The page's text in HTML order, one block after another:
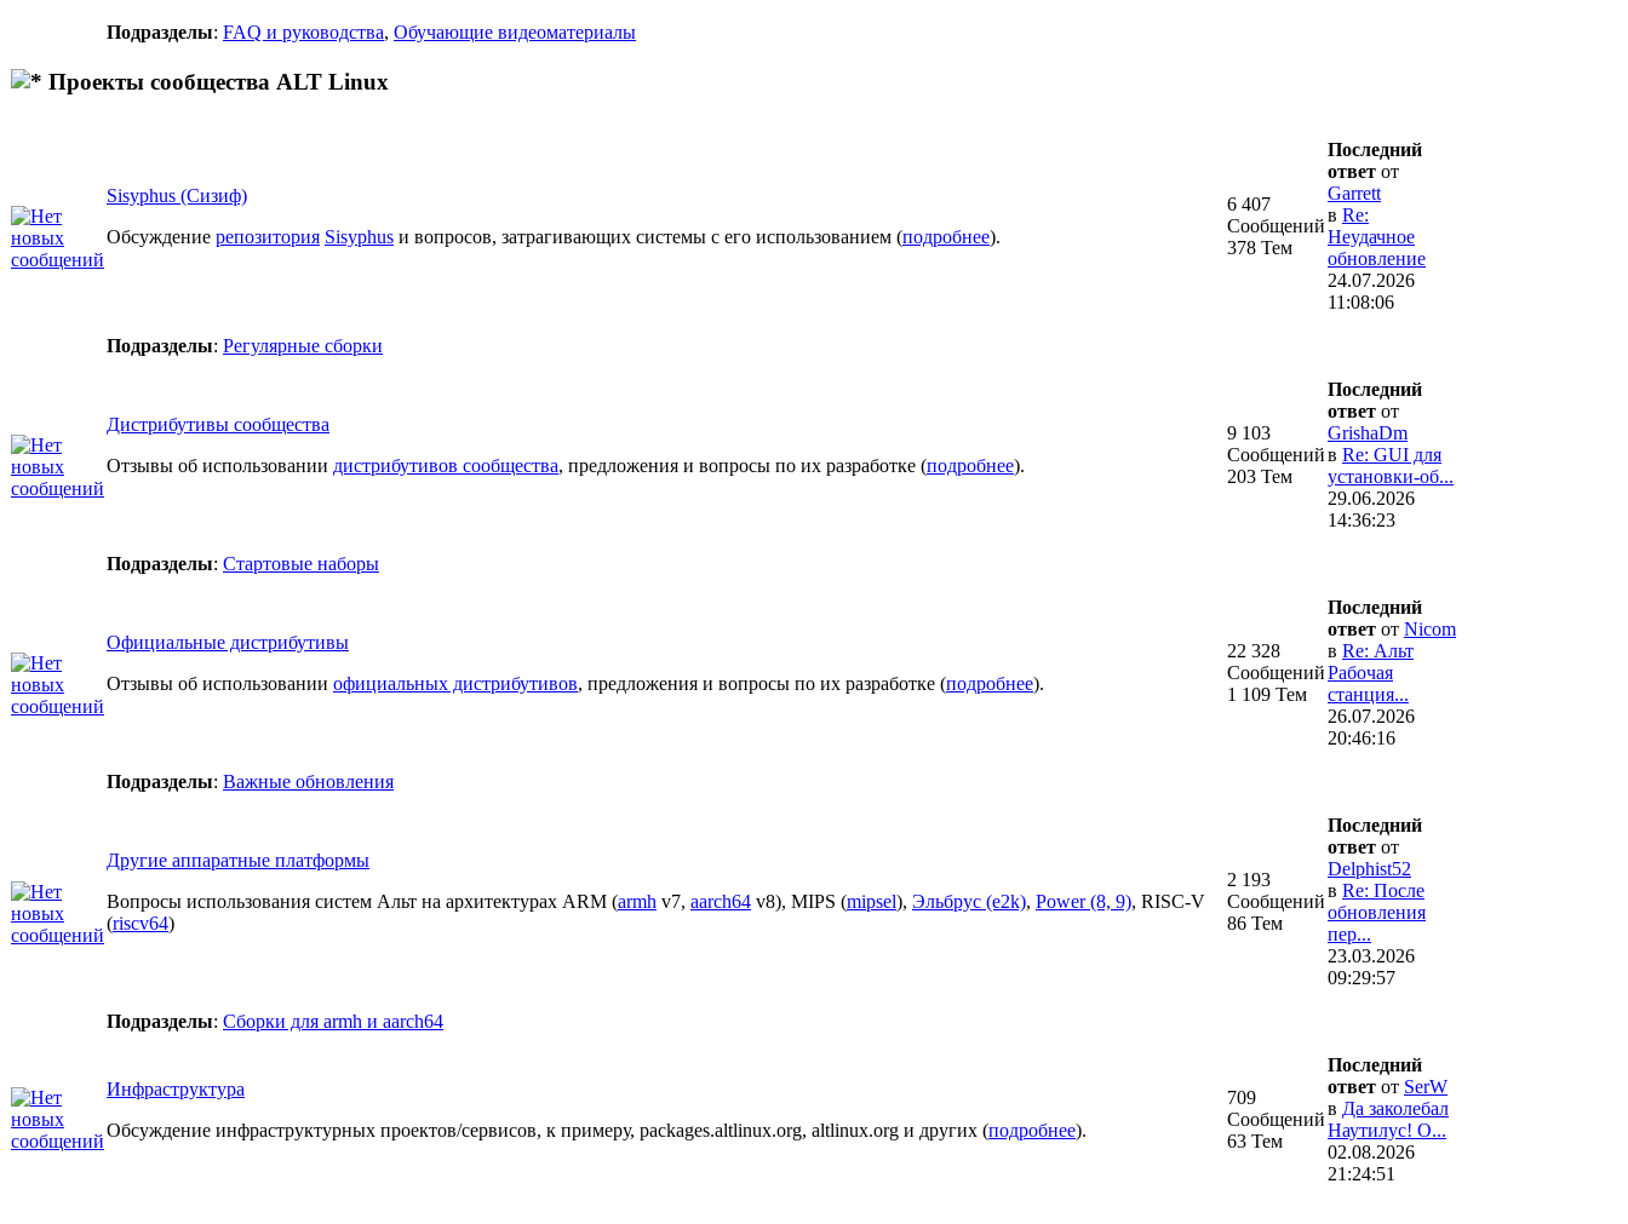
Подразделы: FAQ и руководства, Обучающие видеоматериалы
Проекты сообщества ALT Linux
Sisyphus (Сизиф)
Обсуждение репозитория Sisyphus и вопросов, затрагивающих системы с его использованием (подробнее).
6 407
Сообщений
378 Тем
Последний
ответ от
Garrett
в Re:
Неудачное
обновление
24.07.2026
11:08:06
Подразделы: Регулярные сборки
Дистрибутивы сообщества
Отзывы об использовании дистрибутивов сообщества, предложения и вопросы по их разработке (подробнее).
9 103
Сообщений
203 Тем
Последний
ответ от
GrishaDm
в Re: GUI для
установки-об...
29.06.2026
14:36:23
Подразделы: Стартовые наборы
Официальные дистрибутивы
Отзывы об использовании официальных дистрибутивов, предложения и вопросы по их разработке (подробнее).
22 328
Сообщений
1 109 Тем
Последний
ответ от Nicom
в Re: Альт
Рабочая
станция...
26.07.2026
20:46:16
Подразделы: Важные обновления
Другие аппаратные платформы
Вопросы использования систем Альт на архитектурах ARM (armh v7, aarch64 v8), MIPS (mipsel), Эльбрус (e2k), Power (8, 9), RISC-V
(riscv64)
2 193
Сообщений
86 Тем
Последний
ответ от
Delphist52
в Re: После
обновления
пер...
23.03.2026
09:29:57
Подразделы: Cборки для armh и aarch64
Инфраструктура
Обсуждение инфраструктурных проектов/сервисов, к примеру, packages.altlinux.org, altlinux.org и других (подробнее).
709
Сообщений
63 Тем
Последний
ответ от SerW
в Да заколебал
Наутилус! О...
02.08.2026
21:24:51